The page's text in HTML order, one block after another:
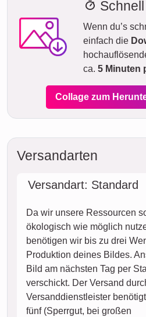
Wenn du’s
einfach die
ca. 5 Minuten
Collage zum
Versandarten
Versandart: Standard
Da wir unsere Ressourcen
ökologisch wie möglich
benötigen wir bis zu drei
Produktion deines Bildes.
Bild am nächsten Tag per
verschickt. Der Versand
Versanddienstleister
fünf (Sperrgut, bei großen